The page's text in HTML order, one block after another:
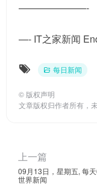
———————-
—- IT之家新闻
每日新闻
© 版权声明
文章版权归作者所有，
上一篇
09月13日，星期五, 每
世界新闻